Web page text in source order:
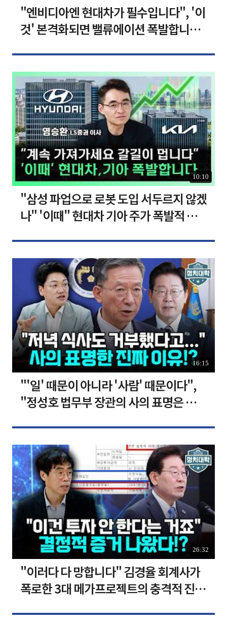
"엔비디아엔 현대차가 필수입니다", '이
것' 본격화되면 밸류에이션 폭발합니다
10:10
"삼성 파업으로 로봇 도입 서두르지 않겠
나" '이때" 현대차 기아 주가 폭발적 성
16:15
"'일' 때문이 아니라 '사람' 때문이다",
"정성호 법무부 장관의 사의 표명은 이재
26:32
"이러다 다 망합니다" 김경율 회계사가
폭로한 3대 메가프로젝트의 충격적 진실